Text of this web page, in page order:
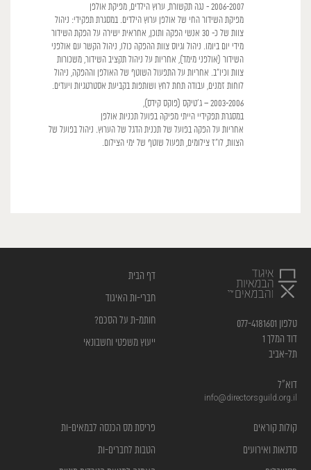
2006-2007 - נגה תקשורת, ערוץ הילדים, מפיקת אולפן
מפיקת השידור החי של אולפן ערוץ הילדים. במסגרת תפקידי: ניהול
צוות של כ- 30 אנשי הפקה ותוכן, אחראית ישירה על הפקת השידור
מידי יום ביומו. ניהול וגיוס צוות ההפקה כולו, ניהול הקשר עם אולפני
השידור (אולפני מימד), אחריות על ניהול תקציב השידור, משכורות
צוות וכיו"ב. אחריות על התפעול השוטף של האולפן וההפקה, ניהול
לוחות זמנים, עבודה תחת לחץ ושותפות בקביעת אסטרטגיות ויעדים.
2003-2006 – ג'טיקס (פוקס קידס),
במסגרת תפקידיי הייתי מפיקה בפועל תכניות אולפן
אחריות על הפקה בפועל של תכנית הדגל של הערוץ. ניהול בפועל של
הצוות, לו"ז צילומים, תפעול שוטף של ימי הצילום.
טלפון 077-4181601
דוד המלך 1
תל-אביב
דוא”ל
info@directorsguild.org.il
דף הבית
חברי-ות האיגוד
חותמ-ת על הסכם?
ייעוץ משפטי וחשבונאי
קולות קוראים
סדנאות ואירועים
פריסת מס הכנסה לבמאים-ות
הטבות לחברים-ות